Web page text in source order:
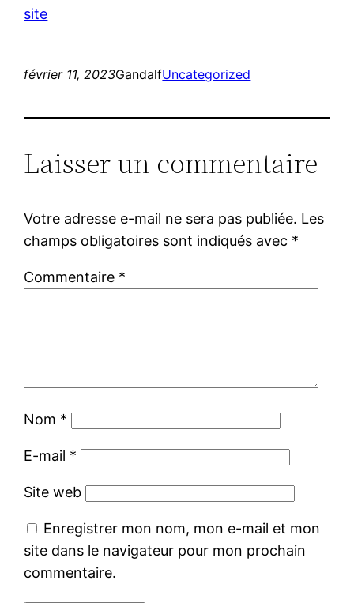
site
février 11, 2023GandalfUncategorized
Laisser un commentaire
Votre adresse e-mail ne sera pas publiée. Les
champs obligatoires sont indiqués avec *
Commentaire *
Nom *
E-mail *
Site web
Enregistrer mon nom, mon e-mail et mon
site dans le navigateur pour mon prochain
commentaire.